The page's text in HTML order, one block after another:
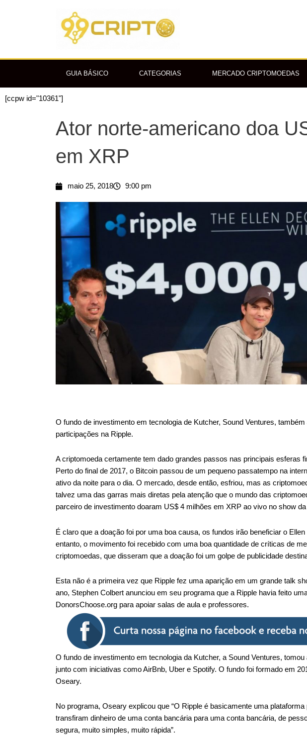
GUIA BÁSICO CATEGORIAS MERCADO CRIPTOMOEDAS
[ccpw id="10361"]
Ator norte-americano doa
em XRP
maio 25, 2018 9:00 pm
O fundo de investimento em tecnologia de Kutcher, Sound Ventures,
participações na Ripple.
A criptomoeda certamente tem dado grandes passos nas principais esferas
Perto do final de 2017, o Bitcoin passou de um pequeno passatempo na
ativo da noite para o dia. O mercado, desde então, esfriou, mas as
talvez uma das garras mais diretas pela atenção que o mundo das
parceiro de investimento doaram US$ 4 milhões em XRP ao vivo no show
É claro que a doação foi por uma boa causa, os fundos irão beneficiar o
entanto, o movimento foi recebido com uma boa quantidade de críticas de
criptomoedas, que disseram que a doação foi um golpe de publicidade
Esta não é a primeira vez que Ripple fez uma aparição em um grande talk
ano, Stephen Colbert anunciou em seu programa que a Ripple havia feito
DonorsChoose.org para apoiar salas de aula e professores.
O fundo de investimento em tecnologia da Kutcher, a Sound Ventures,
junto com iniciativas como AirBnb, Uber e Spotify. O fundo foi formado em
Oseary.
No programa, Oseary explicou que “O Ripple é basicamente uma
transfiram dinheiro de uma conta bancária para uma conta bancária, de
segura, muito simples, muito rápida”.